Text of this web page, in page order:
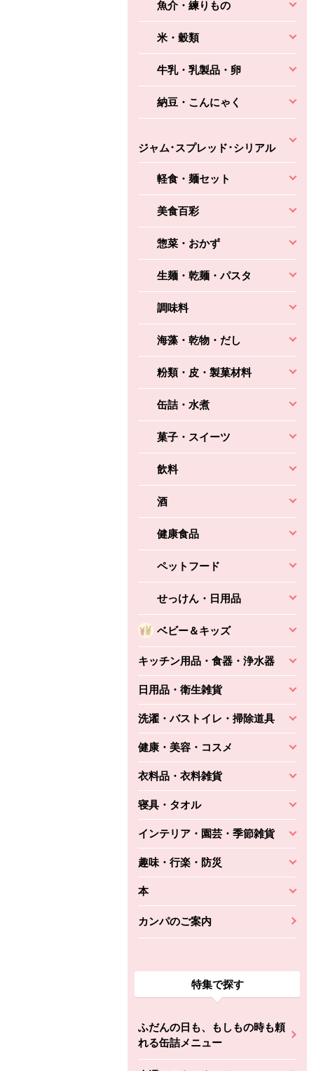
魚介・練りもの
米・穀類
牛乳・乳製品・卵
納豆・こんにゃく
ジャム･スプレッド･シリアル
軽食・麺セット
美食百彩
惣菜・おかず
生麺・乾麺・パスタ
調味料
海藻・乾物・だし
粉類・皮・製菓材料
缶詰・水煮
菓子・スイーツ
飲料
酒
健康食品
ペットフード
せっけん・日用品
ベビー＆キッズ
キッチン用品・食器・浄水器
日用品・衛生雑貨
洗濯・バストイレ・掃除道具
健康・美容・コスメ
衣料品・衣料雑貨
寝具・タオル
インテリア・園芸・季節雑貨
趣味・行楽・防災
本
カンパのご案内
特集で探す
ふだんの日も、もしもの時も頼
れる缶詰メニュー